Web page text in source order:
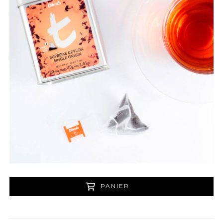
PANIER